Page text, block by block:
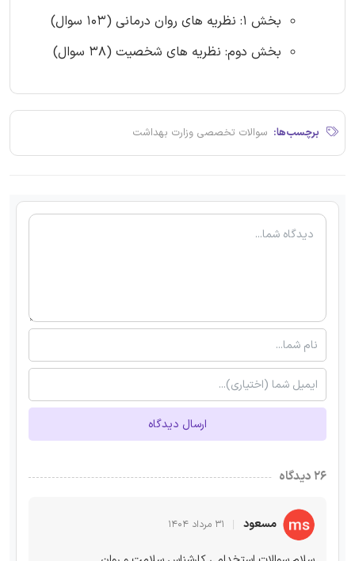
بخش 1: نظریه های روان درمانی (103 سوال)
بخش دوم: نظریه های شخصیت (38 سوال)
برچسب‌ها: سوالات تخصصی وزارت بهداشت
ارسال دیدگاه
۲۶ دیدگاه
مسعود ۳۱ مرداد ۱۴۰۴